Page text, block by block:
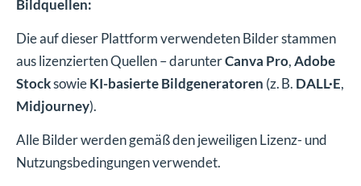
Bildquellen:
Die auf dieser Plattform verwendeten Bilder stammen
aus lizenzierten Quellen – darunterCanva Pro,Adobe
StocksowieKI-basierte Bildgeneratoren (z. B. DALL·E,
Midjourney).
Alle Bilder werden gemäß den jeweiligen Lizenz- und
Nutzungsbedingungen verwendet.